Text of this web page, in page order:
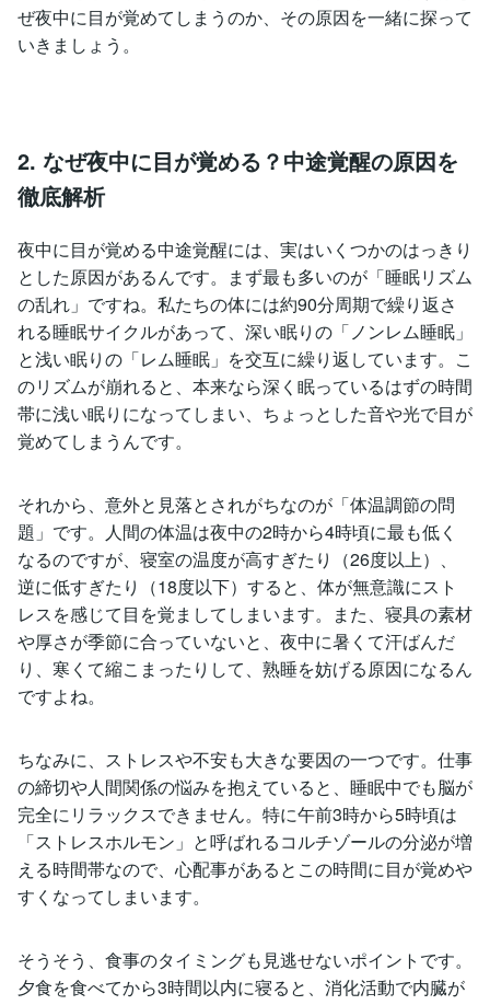
ぜ夜中に目が覚めてしまうのか、その原因を一緒に探って
いきましょう。
2. なぜ夜中に目が覚める？中途覚醒の原因を
徹底解析
夜中に目が覚める中途覚醒には、実はいくつかのはっきり
とした原因があるんです。まず最も多いのが「睡眠リズム
の乱れ」ですね。私たちの体には約90分周期で繰り返さ
れる睡眠サイクルがあって、深い眠りの「ノンレム睡眠」
と浅い眠りの「レム睡眠」を交互に繰り返しています。こ
のリズムが崩れると、本来なら深く眠っているはずの時間
帯に浅い眠りになってしまい、ちょっとした音や光で目が
覚めてしまうんです。
それから、意外と見落とされがちなのが「体温調節の問
題」です。人間の体温は夜中の2時から4時頃に最も低く
なるのですが、寝室の温度が高すぎたり（26度以上）、
逆に低すぎたり（18度以下）すると、体が無意識にスト
レスを感じて目を覚ましてしまいます。また、寝具の素材
や厚さが季節に合っていないと、夜中に暑くて汗ばんだ
り、寒くて縮こまったりして、熟睡を妨げる原因になるん
ですよね。
ちなみに、ストレスや不安も大きな要因の一つです。仕事
の締切や人間関係の悩みを抱えていると、睡眠中でも脳が
完全にリラックスできません。特に午前3時から5時頃は
「ストレスホルモン」と呼ばれるコルチゾールの分泌が増
える時間帯なので、心配事があるとこの時間に目が覚めや
すくなってしまいます。
そうそう、食事のタイミングも見逃せないポイントです。
夕食を食べてから3時間以内に寝ると、消化活動で内臓が